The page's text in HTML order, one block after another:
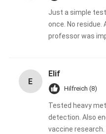
Just a simple
once. No residue.
professor was
E
Elif
Hilfreich (8)
Tested heavy
detection. Also
vaccine research.